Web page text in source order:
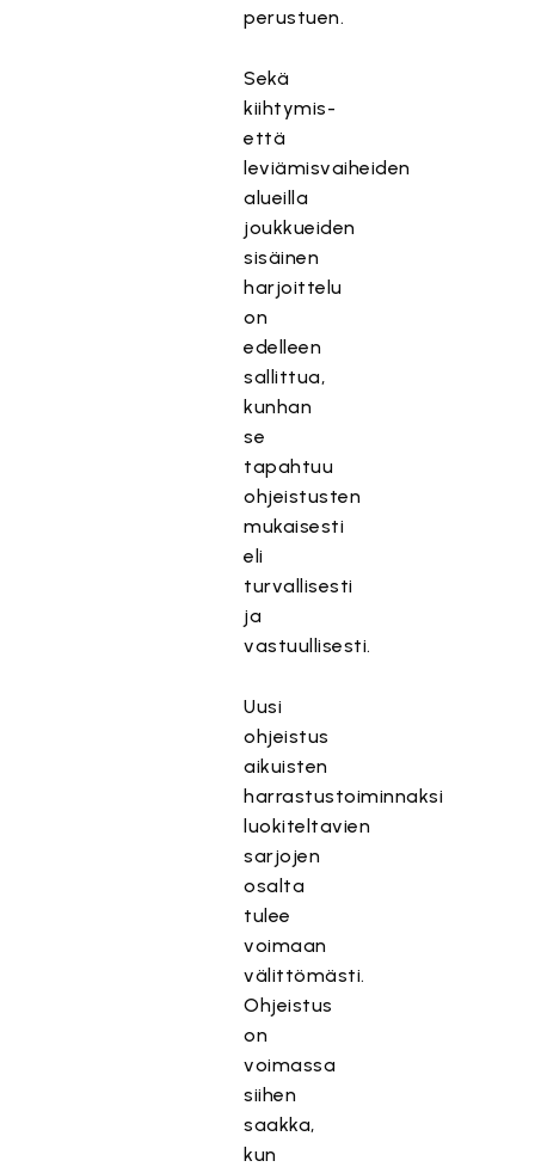
perustuen.
Sekä
kiihtymis-
että
leviämisvaiheiden
alueilla
joukkueiden
sisäinen
harjoittelu
on
edelleen
sallittua,
kunhan
se
tapahtuu
ohjeistusten
mukaisesti
eli
turvallisesti
ja
vastuullisesti.
Uusi
ohjeistus
aikuisten
harrastustoiminnaksi
luokiteltavien
sarjojen
osalta
tulee
voimaan
välittömästi.
Ohjeistus
on
voimassa
siihen
saakka,
kun